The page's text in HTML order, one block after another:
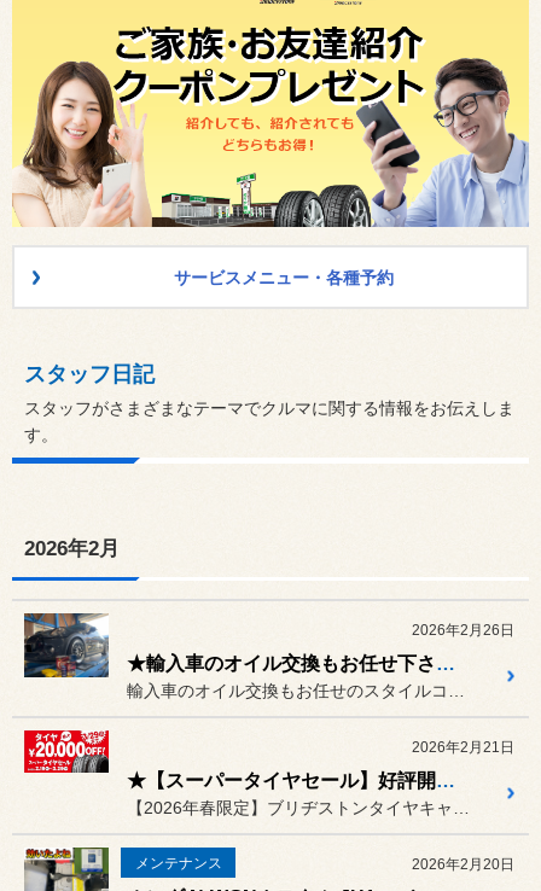
サービスメニュー・各種予約
スタッフ日記
スタッフがさまざまなテーマでクルマに関する情報をお伝えしま
す。
2026年2月
2026年2月26日
★輸入車のオイル交換もお任せ下さい♪【ミニ クーパーS F56】★
2026年2月21日
★【スーパータイヤセール】好評開催中！！【～3/29まで】★
メンテナンス 2026年2月20日